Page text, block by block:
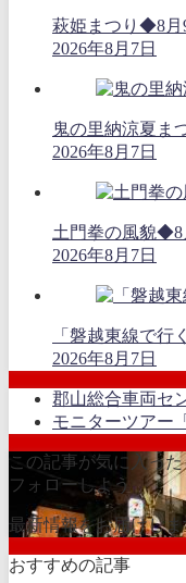
萩姫まつり◆8月
2026年8月7日
鬼の里納涼夏ま
2026年8月7日
土門拳の風貌◆8
2026年8月7日
「磐越東線で
2026年8月7日
郡山総合車両セ
モニターツアー
この記事が気に入っ
フォローしよう
最新情報をお届けしま
おすすめの記事